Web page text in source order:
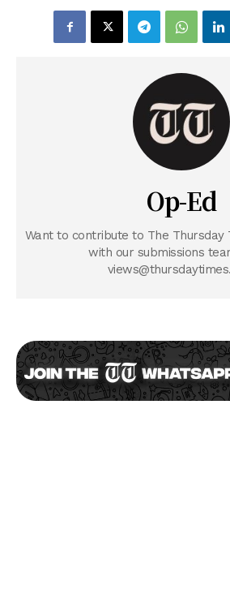
Op-Ed
Want to contribute to The Thursday
with our submissions